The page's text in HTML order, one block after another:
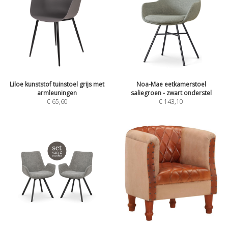
Liloe kunststof tuinstoel grijs met
armleuningen
€ 65,60
Noa-Mae eetkamerstoel
saliegroen - zwart onderstel
€ 143,10